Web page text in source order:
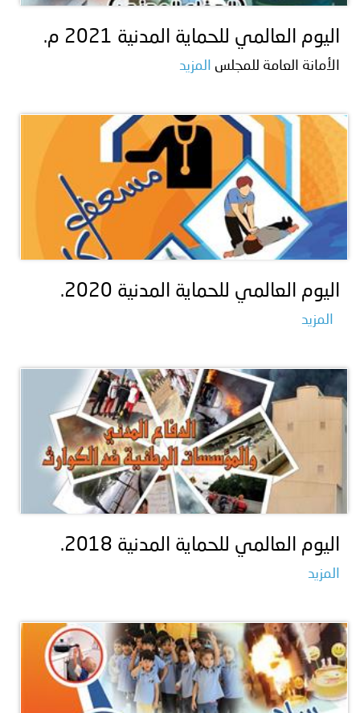
اليوم العالمي للحماية المدنية 2021 م.
الأمانة العامة للمجلس المزيد
اليوم العالمي للحماية المدنية 2020.
المزيد
اليوم العالمي للحماية المدنية 2018.
المزيد